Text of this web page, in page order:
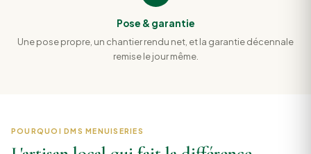
Pose & garantie
Une pose propre, un chantier rendu net, et la garantie décennale
remise le jour même.
POURQUOI DMS MENUISERIES